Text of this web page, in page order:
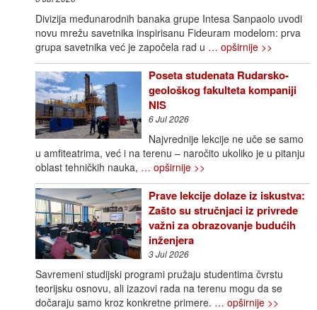
Divizija međunarodnih banaka grupe Intesa Sanpaolo uvodi
novu mrežu savetnika inspirisanu Fideuram modelom: prva
grupa savetnika već je započela rad u … opširnije >>
Poseta studenata Rudarsko-
geološkog fakulteta kompaniji
NIS
6 Jul 2026
Najvrednije lekcije ne uče se samo
u amfiteatrima, već i na terenu – naročito ukoliko je u pitanju
oblast tehničkih nauka, … opširnije >>
Prave lekcije dolaze iz iskustva:
Zašto su stručnjaci iz privrede
važni za obrazovanje budućih
inženjera
3 Jul 2026
Savremeni studijski programi pružaju studentima čvrstu
teorijsku osnovu, ali izazovi rada na terenu mogu da se
dočaraju samo kroz konkretne primere. … opširnije >>